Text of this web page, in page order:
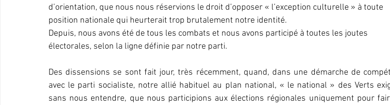
d’orientation, que nous nous réservions le droit d’opposer « l’exception culturelle » à toute
position nationale qui heurterait trop brutalement notre identité.
Depuis, nous avons été de tous les combats et nous avons participé à toutes les joutes
électorales, selon la ligne définie par notre parti.
Des dissensions se sont fait jour, très récemment, quand, dans une démarche de
avec le parti socialiste, notre allié habituel au plan national, « le national » des Verts
sans nous entendre, que nous participions aux élections régionales uniquement pour